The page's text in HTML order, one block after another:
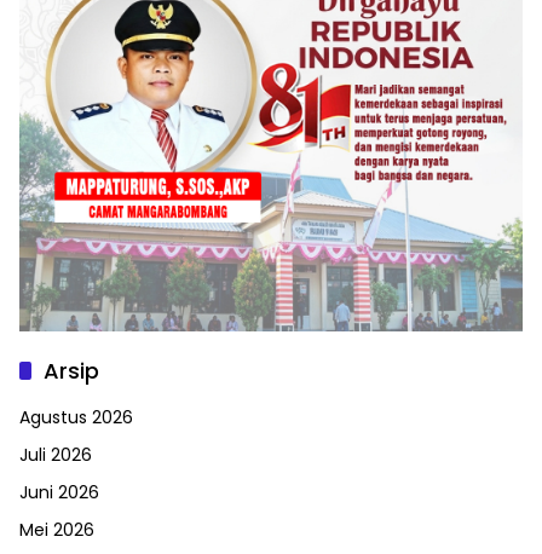
Arsip
Agustus 2026
Juli 2026
Juni 2026
Mei 2026